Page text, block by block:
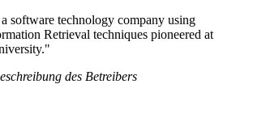
a software technology company using
Retrieval techniques pioneered at
des Betreibers